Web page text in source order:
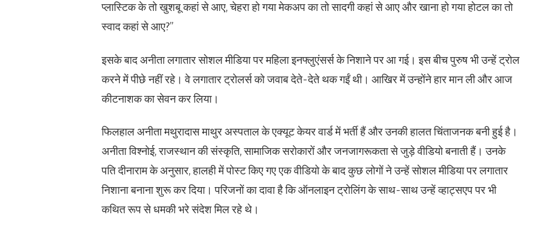
प्लास्टिक के तो खुशबू कहां से आए, चेहरा हो गया मेकअप का तो सादगी कहां से आए और खाना हो गया होटल का तो
स्वाद कहां से आए?”
इसके बाद अनीता लगातार सोशल मीडिया पर महिला इनफ्लुएंसर्स के निशाने पर आ गई। इस बीच पुरुष भी उन्हें ट्रोल
करने में पीछे नहीं रहे। वे लगातार ट्रोलर्स को जवाब देते-देते थक गईं थी। आखिर में उन्होंने हार मान ली और आज
कीटनाशक का सेवन कर लिया।
फिलहाल अनीता मथुरादास माथुर अस्पताल के एक्यूट केयर वार्ड में भर्ती हैं और उनकी हालत चिंताजनक बनी हुई है।
अनीता विश्नोई, राजस्थान की संस्कृति, सामाजिक सरोकारों और जनजागरूकता से जुड़े वीडियो बनाती हैं। उनके
पति दीनाराम के अनुसार, हालही में पोस्ट किए गए एक वीडियो के बाद कुछ लोगों ने उन्हें सोशल मीडिया पर लगातार
निशाना बनाना शुरू कर दिया। परिजनों का दावा है कि ऑनलाइन ट्रोलिंग के साथ-साथ उन्हें व्हाट्सएप पर भी
कथित रूप से धमकी भरे संदेश मिल रहे थे।